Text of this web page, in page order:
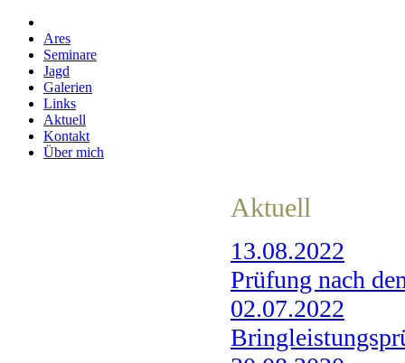
Ares
Seminare
Jagd
Galerien
Links
Aktuell
Kontakt
Über mich
Aktuell
13.08.2022
Prüfung nach
02.07.2022